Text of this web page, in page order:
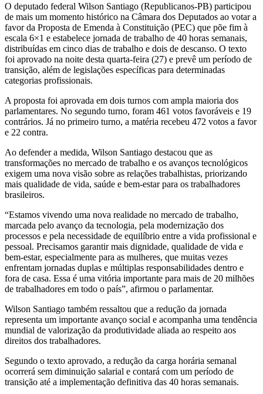
O deputado federal Wilson Santiago (Republicanos-PB) participou
de mais um momento histórico na Câmara dos Deputados ao votar a
favor da Proposta de Emenda à Constituição (PEC) que põe fim à
escala 6×1 e estabelece jornada de trabalho de 40 horas semanais,
distribuídas em cinco dias de trabalho e dois de descanso. O texto
foi aprovado na noite desta quarta-feira (27) e prevê um período de
transição, além de legislações específicas para determinadas
categorias profissionais.
A proposta foi aprovada em dois turnos com ampla maioria dos
parlamentares. No segundo turno, foram 461 votos favoráveis e 19
contrários. Já no primeiro turno, a matéria recebeu 472 votos a favor
e 22 contra.
Ao defender a medida, Wilson Santiago destacou que as
transformações no mercado de trabalho e os avanços tecnológicos
exigem uma nova visão sobre as relações trabalhistas, priorizando
mais qualidade de vida, saúde e bem-estar para os trabalhadores
brasileiros.
“Estamos vivendo uma nova realidade no mercado de trabalho,
marcada pelo avanço da tecnologia, pela modernização dos
processos e pela necessidade de equilíbrio entre a vida profissional e
pessoal. Precisamos garantir mais dignidade, qualidade de vida e
bem-estar, especialmente para as mulheres, que muitas vezes
enfrentam jornadas duplas e múltiplas responsabilidades dentro e
fora de casa. Essa é uma vitória importante para mais de 20 milhões
de trabalhadores em todo o país”, afirmou o parlamentar.
Wilson Santiago também ressaltou que a redução da jornada
representa um importante avanço social e acompanha uma tendência
mundial de valorização da produtividade aliada ao respeito aos
direitos dos trabalhadores.
Segundo o texto aprovado, a redução da carga horária semanal
ocorrerá sem diminuição salarial e contará com um período de
transição até a implementação definitiva das 40 horas semanais.